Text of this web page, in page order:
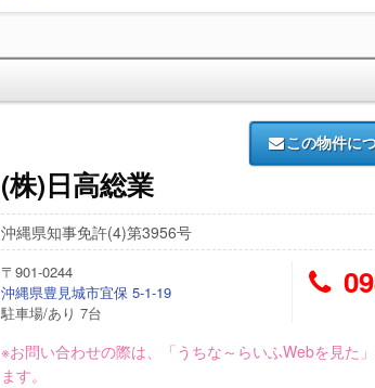
この物件に
(株)日高総業
沖縄県知事免許(4)第3956号
〒901-0244
沖縄県豊見城市宜保 5-1-19
駐車場/あり 7台
※お問い合わせの際は、「うちな～らいふWebを見た
ます。